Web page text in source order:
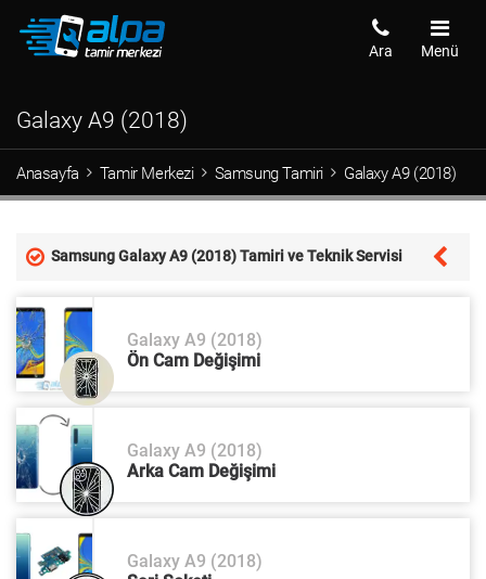
Menü
Ara
Galaxy A9 (2018)
Anasayfa Tamir Merkezi Samsung Tamiri Galaxy A9 (2018)
Samsung Galaxy A9 (2018) Tamiri ve Teknik Servisi
Galaxy A9 (2018)
Ön Cam Değişimi
Galaxy A9 (2018)
Arka Cam Değişimi
Galaxy A9 (2018)